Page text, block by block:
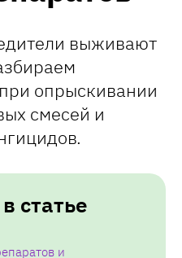
выживают
опрыскивании
смесей и
статье
и